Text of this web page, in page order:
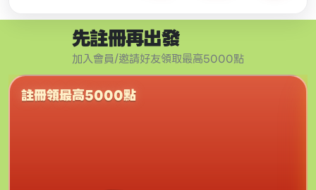
先註冊再出發
加入會員/邀請好友領取最高5000點
註冊領最高5000點